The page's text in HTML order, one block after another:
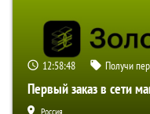
12:58:47 Получи
Первый заказ в сети
Россия